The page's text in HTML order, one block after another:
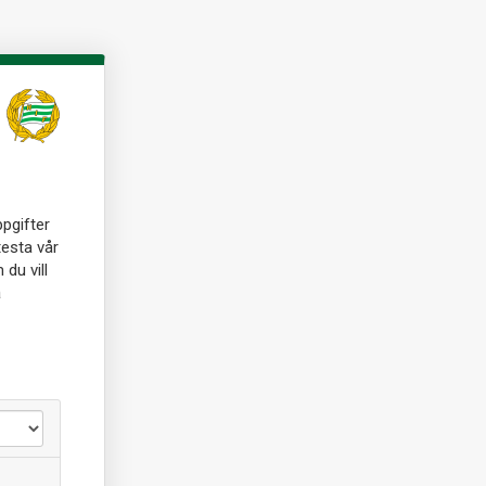
vår
du vill